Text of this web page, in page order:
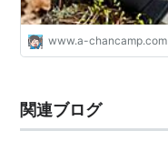
www.a-chancamp.com
関連ブログ